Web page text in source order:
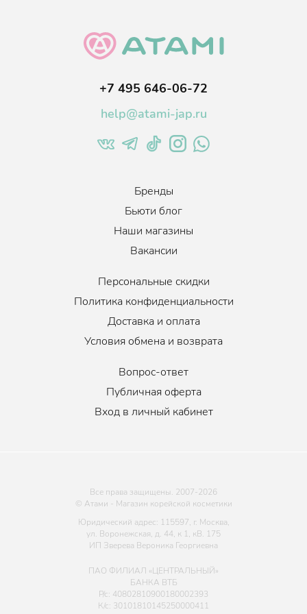
+7 495 646-06-72
help@atami-jap.ru
Бренды
Бьюти блог
Наши магазины
Вакансии
Персональные скидки
Политика конфиденциальности
Доставка и оплата
Условия обмена и возврата
Вопрос-ответ
Публичная оферта
Вход в личный кабинет
Все права защищены. 2007-2026
© Атами - Магазин корейской косметики
Юридический адрес: 115597, г. Москва,
ул. Воронежская, д. 44, к 1, кВ. 175
ИП Зверева Вероника Георгиевна
ПАО ФИЛИАЛ «ЦЕНТРАЛЬНЫЙ»
БАНКА ВТБ
Р/с: 40802810900180002393
К/с: 30101810145250000411